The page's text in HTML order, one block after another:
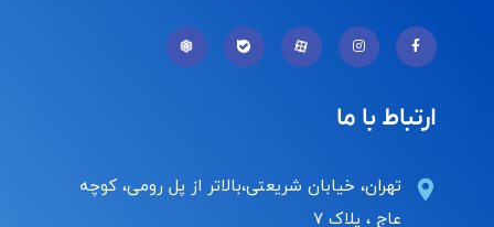
ارتباط با ما
تهران، خیابان شریعتی،بالاتر از پل رومی، کوچه
عاج ، پلاک ۷